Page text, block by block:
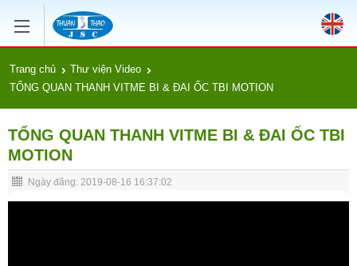
Trang chủ
Thư viện Video
TỔNG QUAN THANH VITME BI & ĐAI ỐC TBI MOTION
TỔNG QUAN THANH VITME BI & ĐAI ỐC TBI
MOTION
Ngày đăng: 2019-08-16 16:37:02